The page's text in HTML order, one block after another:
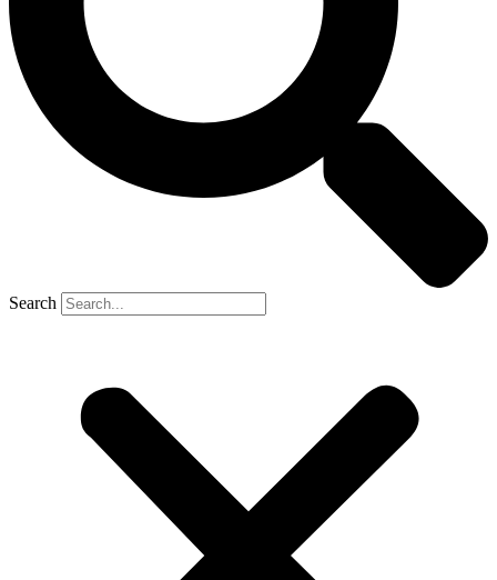
Search